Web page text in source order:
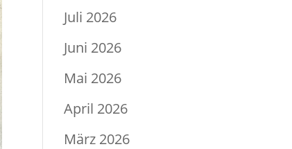
Juli 2026
Juni 2026
Mai 2026
April 2026
März 2026